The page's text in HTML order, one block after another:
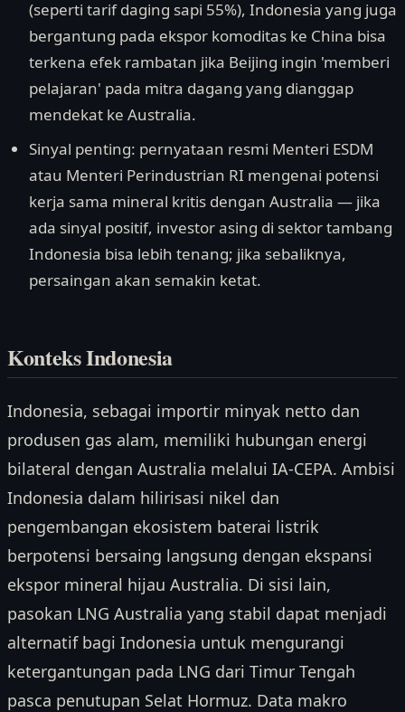
(seperti tarif daging sapi 55%), Indonesia yang juga
bergantung pada ekspor komoditas ke China bisa
terkena efek rambatan jika Beijing ingin 'memberi
pelajaran' pada mitra dagang yang dianggap
mendekat ke Australia.
Sinyal penting: pernyataan resmi Menteri ESDM
atau Menteri Perindustrian RI mengenai potensi
kerja sama mineral kritis dengan Australia — jika
ada sinyal positif, investor asing di sektor tambang
Indonesia bisa lebih tenang; jika sebaliknya,
persaingan akan semakin ketat.
Konteks Indonesia
Indonesia, sebagai importir minyak netto dan
produsen gas alam, memiliki hubungan energi
bilateral dengan Australia melalui IA-CEPA. Ambisi
Indonesia dalam hilirisasi nikel dan
pengembangan ekosistem baterai listrik
berpotensi bersaing langsung dengan ekspansi
ekspor mineral hijau Australia. Di sisi lain,
pasokan LNG Australia yang stabil dapat menjadi
alternatif bagi Indonesia untuk mengurangi
ketergantungan pada LNG dari Timur Tengah
pasca penutupan Selat Hormuz. Data makro